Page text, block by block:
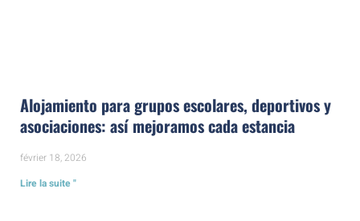
Alojamiento para grupos escolares, deportivos y
asociaciones: así mejoramos cada estancia
février 18, 2026
Lire la suite "